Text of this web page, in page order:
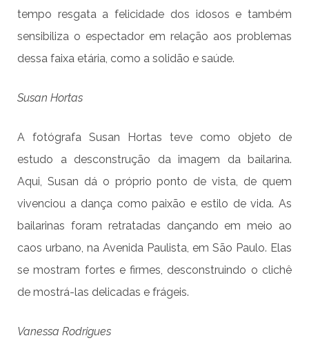
tempo resgata a felicidade dos idosos e também
sensibiliza o espectador em relação aos problemas
dessa faixa etária, como a solidão e saúde.
Susan Hortas
A fotógrafa Susan Hortas teve como objeto de
estudo a desconstrução da imagem da bailarina.
Aqui, Susan dá o próprio ponto de vista, de quem
vivenciou a dança como paixão e estilo de vida. As
bailarinas foram retratadas dançando em meio ao
caos urbano, na Avenida Paulista, em São Paulo. Elas
se mostram fortes e firmes, desconstruindo o clichê
de mostrá-las delicadas e frágeis.
Vanessa Rodrigues